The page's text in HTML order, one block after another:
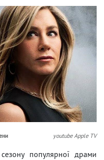
youtube Apple TV
популярної драми